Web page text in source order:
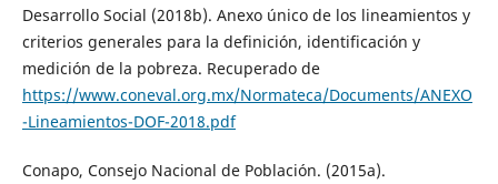
Desarrollo Social (2018b). Anexo único de los lineamientos y
criterios generales para la definición, identificación y
medición de la pobreza. Recuperado de
https://www.coneval.org.mx/Normateca/Documents/ANEXO
-Lineamientos-DOF-2018.pdf
Conapo, Consejo Nacional de Población. (2015a).